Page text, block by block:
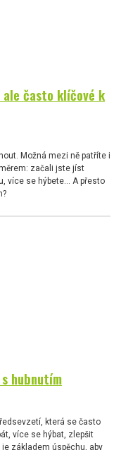
často klíčové k
Možná mezi ně patříte i
začali jste jíst
více se hýbete… A přesto
hubnutím
která se často
více se hýbat, zlepšit
základem úspěchu, aby